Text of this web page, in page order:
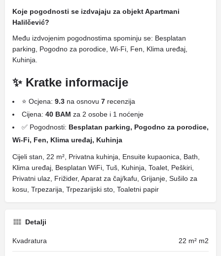
Koje pogodnosti se izdvajaju za objekt Apartmani
Halilčević?
Među izdvojenim pogodnostima spominju se: Besplatan
parking, Pogodno za porodice, Wi-Fi, Fen, Klima uređaj,
Kuhinja.
✨ Kratke informacije
⭐ Ocjena: 9.3 na osnovu 7 recenzija
Cijena: 40 BAM za 2 osobe i 1 noćenje
✅ Pogodnosti: Besplatan parking, Pogodno za porodice,
Wi-Fi, Fen, Klima uređaj, Kuhinja
Cijeli stan, 22 m², Privatna kuhinja, Ensuite kupaonica, Bath,
Klima uređaj, Besplatan WiFi, Tuš, Kuhinja, Toalet, Peškiri,
Privatni ulaz, Frižider, Aparat za čaj/kafu, Grijanje, Sušilo za
kosu, Trpezarija, Trpezarijski sto, Toaletni papir
Detalji
Kvadratura 22 m² m2